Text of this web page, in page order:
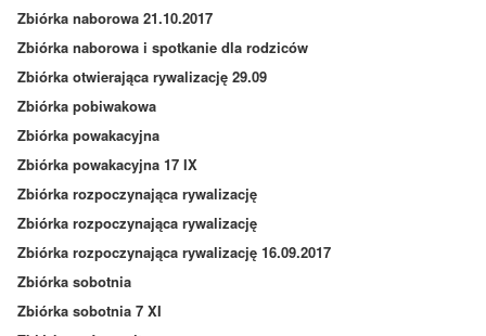
Zbiórka naborowa 21.10.2017
Zbiórka naborowa i spotkanie dla rodziców
Zbiórka otwierająca rywalizację 29.09
Zbiórka pobiwakowa
Zbiórka powakacyjna
Zbiórka powakacyjna 17 IX
Zbiórka rozpoczynająca rywalizację
Zbiórka rozpoczynająca rywalizację
Zbiórka rozpoczynająca rywalizację 16.09.2017
Zbiórka sobotnia
Zbiórka sobotnia 7 XI